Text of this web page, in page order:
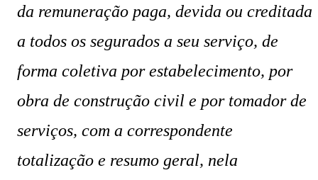
da remuneração paga, devida ou creditada
a todos os segurados a seu serviço, de
forma coletiva por estabelecimento, por
obra de construção civil e por tomador de
serviços, com a correspondente
totalização e resumo geral, nela